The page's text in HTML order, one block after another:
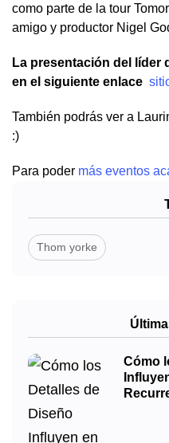
como parte de la tour
amigo y productor Nigel
La presentación del líder
en el siguiente enlace
También podrás ver a
:)
Para poder más eventos
Thom yorke
Cómo